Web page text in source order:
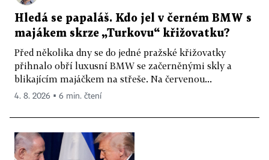
Hledá se papaláš. Kdo jel v černém BMW s
majákem skrze „Turkovu“ křižovatku?
Před několika dny se do jedné pražské křižovatky
přihnalo obří luxusní BMW se začerněnými skly a
blikajícím majáčkem na střeše. Na červenou...
4. 8. 2026 ▪ 6 min. čtení